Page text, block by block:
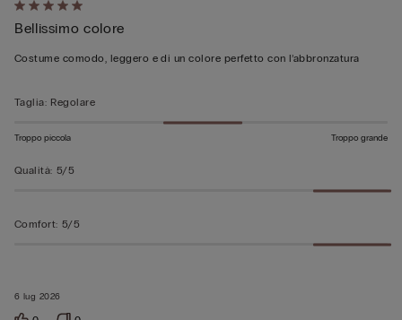
Valutato
5
su
6 lug 2026
Bellissimo colore
Costume comodo, leggero e di un colore perfetto con l’abbronzatura
Taglia: Regolare
Troppo piccola Troppo grande
Qualità: 5/5
Comfort: 5/5